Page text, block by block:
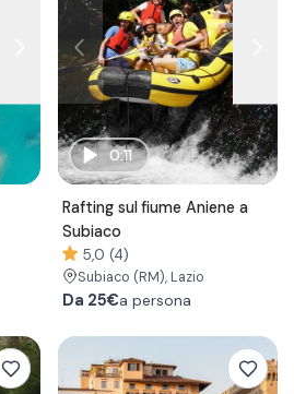
0:11
Rafting sul fiume Aniene a
Subiaco
5,0 (4)
Subiaco (RM), Lazio
Da 25€a persona